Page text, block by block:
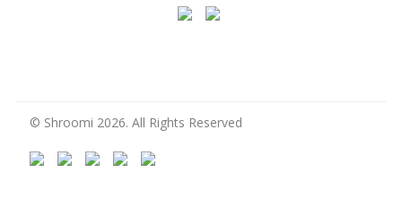
© Shroomi 2026. All Rights Reserved